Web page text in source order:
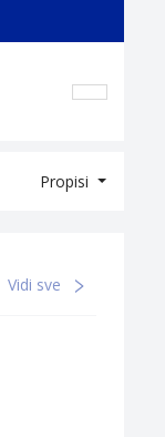
Propisi
Vidi sve